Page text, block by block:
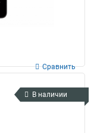
Сравнить
В наличии